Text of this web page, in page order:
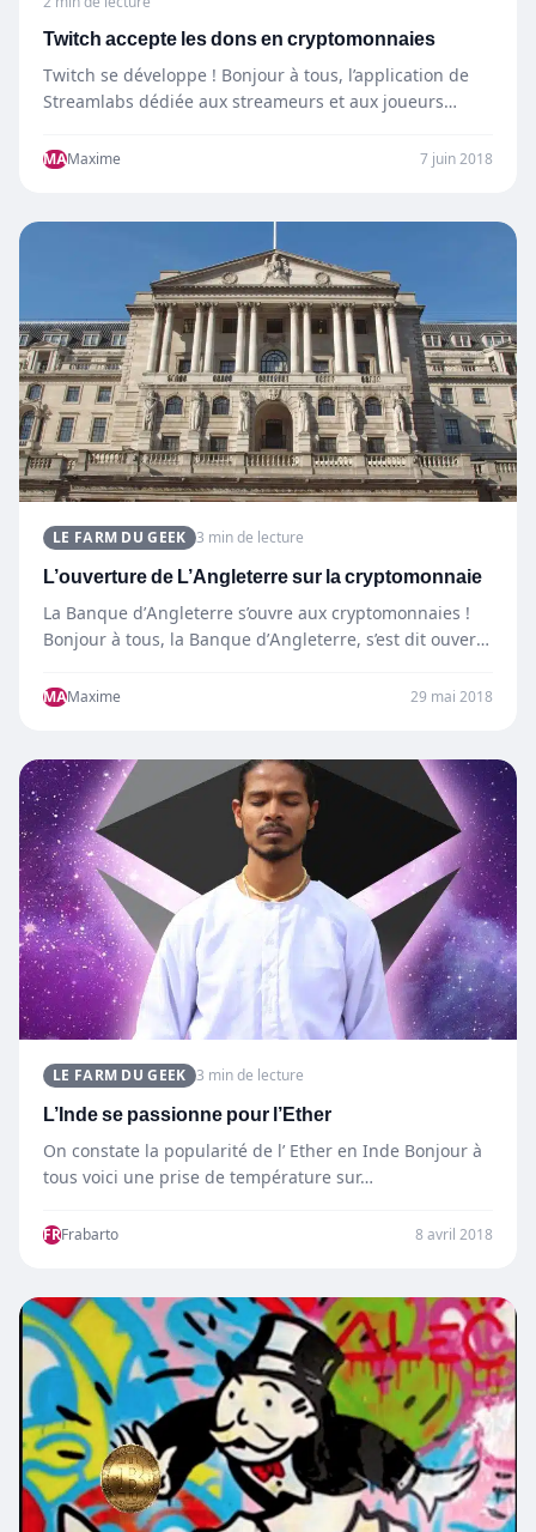
Twitch accepte les dons en cryptomonnaies
Twitch se développe ! Bonjour à tous, l’application de
Streamlabs dédiée aux streameurs et aux joueurs
MAMaxime 7 juin 2018
LE FARM DU GEEK 3 min de lecture
L’ouverture de L’Angleterre sur la cryptomonnaie
La Banque d’Angleterre s’ouvre aux cryptomonnaies !
Bonjour à tous, la Banque d’Angleterre, s’est dit ouvert
MAMaxime 29 mai 2018
LE FARM DU GEEK 3 min de lecture
L’Inde se passionne pour l’Ether
On constate la popularité de l’ Ether en Inde Bonjour à
tous voici une prise de température sur…
FRFrabarto 8 avril 2018